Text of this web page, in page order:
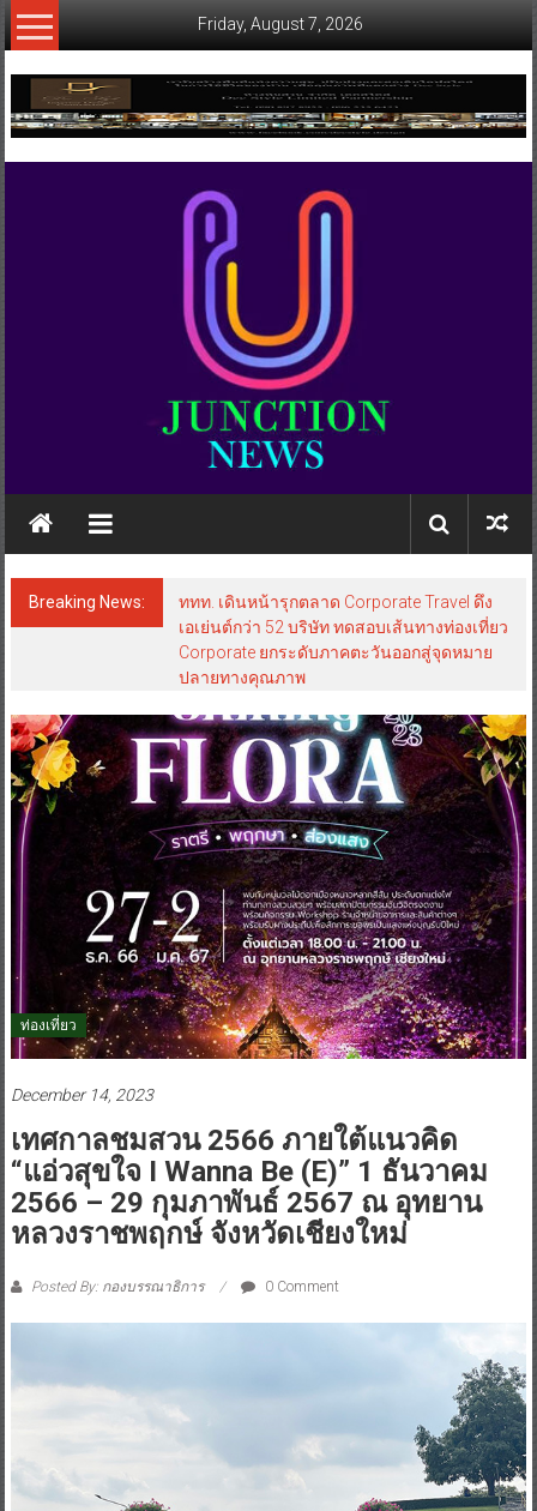
Skip
to
Friday, August 7, 2026
www.ujunctionnews.com
เว็บ
ข่าว
Breaking News:
ททท. เดินหน้ารุกตลาด Corporate Travel ดึง
เอเย่นต์กว่า 52 บริษัท ทดสอบเส้นทางท่องเที่ยว
Corporate ยกระดับภาคตะวันออกสู่จุดหมาย
ปลายทางคุณภาพ
ท่องเที่ยว
December 14, 2023
เทศกาลชมสวน 2566 ภายใต้แนวคิด
“แอ่วสุขใจ I Wanna Be (e)” 1 ธันวาคม
2566 – 29 กุมภาพันธ์ 2567 ณ อุทยาน
หลวงราชพฤกษ์ จังหวัดเชียงใหม่
Posted By: กองบรรณาธิการ 0 Comment